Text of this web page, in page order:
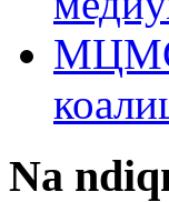
МЦМС
Na